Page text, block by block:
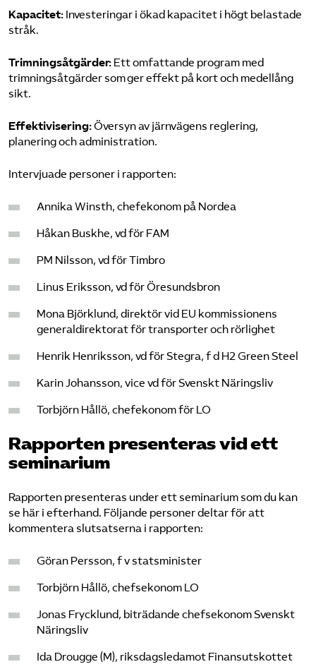
Kapacitet: Investeringar i ökad kapacitet i högt belastade
stråk.
Trimningsåtgärder: Ett omfattande program med
trimningsåtgärder som ger effekt på kort och medellång
sikt.
Effektivisering:Översyn av järnvägens reglering,
planering och administration.
Intervjuade personer i rapporten:
Annika Winsth, chefekonom på Nordea
Håkan Buskhe, vd för FAM
PM Nilsson, vd för Timbro
Linus Eriksson, vd för Öresunds­bron
Mona Björklund, direktör vid EU kommissionens
generaldirektorat för transporter och rörlig­het
Henrik Henriksson, vd för Stegra, f d H2 Green Steel
Karin Johansson, vice vd för Svenskt Näringsliv
Torbjörn Hållö, chefekonom för LO
Rapporten presenteras vid ett
seminarium
Rapporten presenteras under ett seminarium som du kan
se här i efterhand. Följande personer deltar för att
kommentera slutsatserna i rapporten:
Göran Persson, f v statsminister
Torbjörn Hållö, chefsekonom LO
Jonas Frycklund, biträdande chefsekonom Svenskt
Näringsliv
Ida Drougge (M), riksdagsledamot Finansutskottet